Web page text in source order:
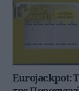
Eurojackpot: